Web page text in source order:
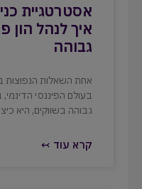
אסטרטגיית
איך לנהל הון
גבוהה
אחת השאלות הנפוצות
בעולם הפיננסי
גבוהה בשווקים, היא
קרא עוד ↢